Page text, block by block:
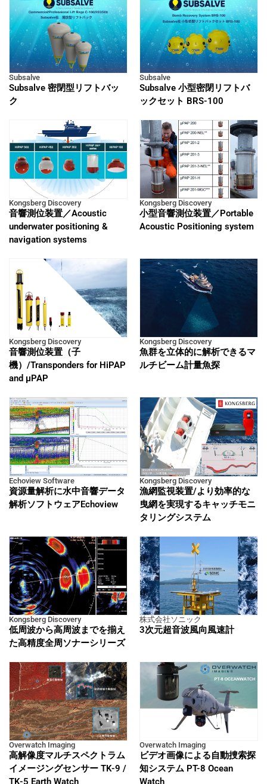
Subsalve
Subsalve 密閉型リフトバッ
ク
Subsalve
Subsalve 小型密閉リフトバ
ックセット BRS-100
Kongsberg Discovery
音響測位装置／Acoustic
underwater positioning &
navigation systems
Kongsberg Discovery
小型音響測位装置／Portable
Acoustic Positioning system
Kongsberg Discovery
音響測位装置（子
機）/Transponders for HiPAP
and μPAP
Kongsberg Discovery
魚群を立体的に解析できるマ
ルチビーム計量魚探
Echoview Software
資源量解析に水中音響データ
解析ソフトウェアEchoview
Kongsberg Discovery
漁網監視装置/より効率的な
曳網を実現するキャッチモニ
タリングシステム
Kongsberg Discovery
低周波から高周波までを揃え
た高精度全周ソナーシリーズ
株式会社ソニック
3次元超音波風向風速計
Overwatch Imaging
高解像度マルチスペクトラム
イメージングセンサー TK-9 /
TK-5 Earth Watch
Overwatch Imaging
ビデオ画像による自動捜索探
知システム PT-8 Ocean
Watch